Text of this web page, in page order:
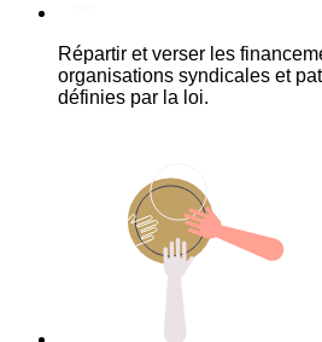
Répartir et verser les
organisations syndicales et
définies par la loi.